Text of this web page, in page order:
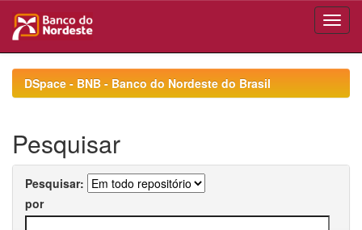
navigationDSpace - BNB - Banco do Nordeste do Brasil
Pesquisar
Pesquisar:
por